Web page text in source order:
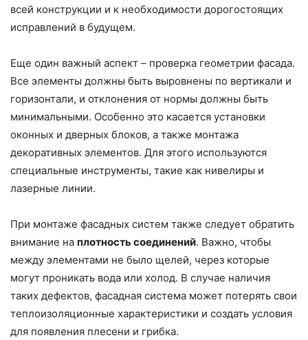
всей конструкции и к необходимости дорогостоящих
исправлений в будущем.
Еще один важный аспект – проверка геометрии фасада.
Все элементы должны быть выровнены по вертикали и
горизонтали, и отклонения от нормы должны быть
минимальными. Особенно это касается установки
оконных и дверных блоков, а также монтажа
декоративных элементов. Для этого используются
специальные инструменты, такие как нивелиры и
лазерные линии.
При монтаже фасадных систем также следует обратить
внимание на плотность соединений. Важно, чтобы
между элементами не было щелей, через которые
могут проникать вода или холод. В случае наличия
таких дефектов, фасадная система может потерять свои
теплоизоляционные характеристики и создать условия
для появления плесени и грибка.